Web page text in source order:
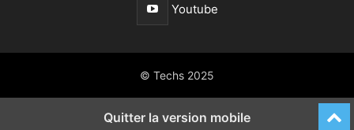
Youtube
© Techs 2025
Quitter la version mobile